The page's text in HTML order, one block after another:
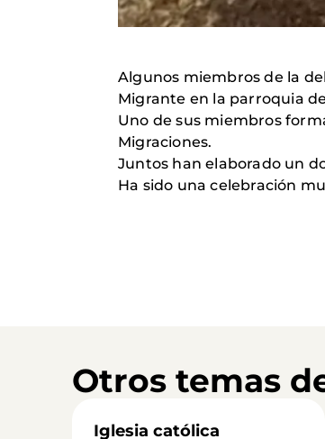
Algunos miembros de la
Migrante en la parroquia
Uno de sus miembros
Migraciones.
Juntos han elaborado un
Ha sido una celebración
Otros temas
Iglesia católica